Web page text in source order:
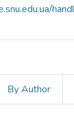
By Author